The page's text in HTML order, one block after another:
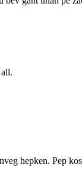
hepken. Pep